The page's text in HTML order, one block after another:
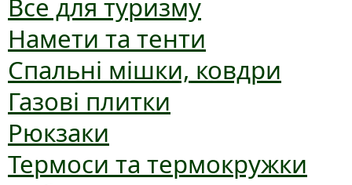
Все для туризму
Намети та тенти
Спальні мішки, ковдри
Газові плитки
Рюкзаки
Термоси та термокружки